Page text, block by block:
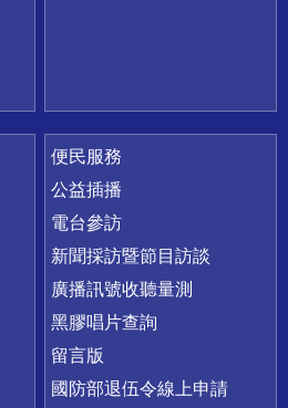
便民服務
公益插播
電台參訪
新聞採訪暨節目訪談
廣播訊號收聽量測
黑膠唱片查詢
留言版
國防部退伍令線上申請